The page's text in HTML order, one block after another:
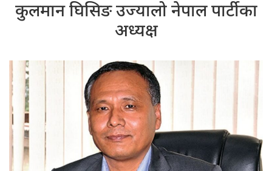
कुलमान घिसिङ उज्यालो नेपाल पार्टीका
अध्यक्ष